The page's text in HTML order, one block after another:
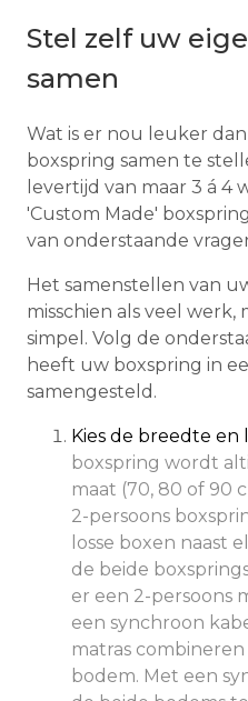
Stel zelf uw
samen
Wat is er nou leuker
boxspring samen te
levertijd van maar 3 á 4
'Custom Made'
van onderstaande
Het samenstellen van
misschien als veel werk,
simpel. Volg de
heeft uw boxspring in
samengesteld.
Kies de breedte en
boxspring wordt
maat (70, 80 of 90
2-persoons
losse boxen naast
de beide
er een 2-persoons
een synchroon
matras
bodem. Met een